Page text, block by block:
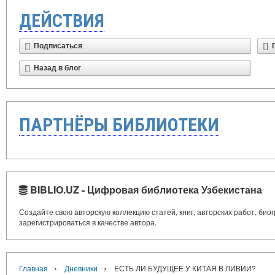
ДЕЙСТВИЯ
Подписаться
Назад в блог
ПАРТНЁРЫ БИБЛИОТЕКИ
BIBLIO.UZ - Цифровая библиотека Узбекистана
Создайте свою авторскую коллекцию статей, книг, авторских работ,
зарегистрироваться в качестве автора.
Главная › Дневники › ЕСТЬ ЛИ БУДУЩЕЕ У КИТАЯ В ЛИВИИ?